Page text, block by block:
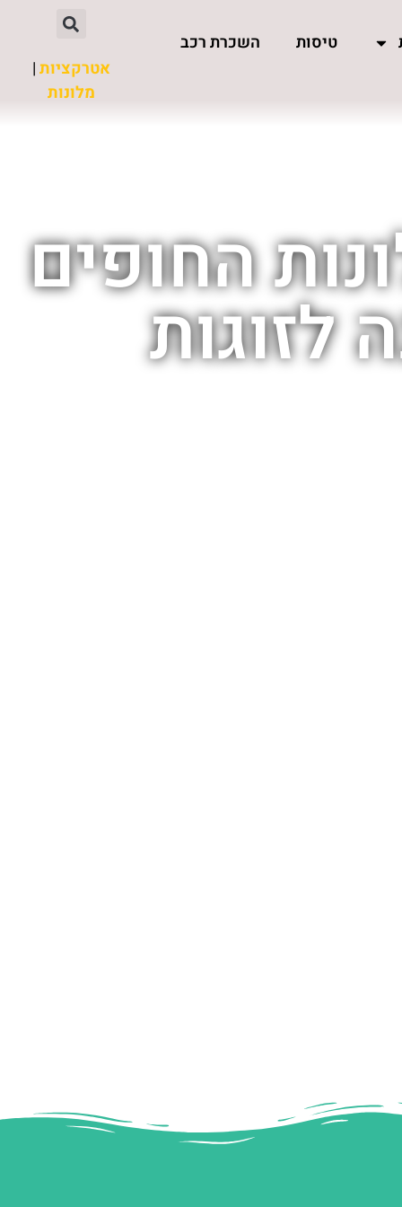
טיסות
השכרת רכב
אטרקציות|
מלונות
החופים
לזוגות